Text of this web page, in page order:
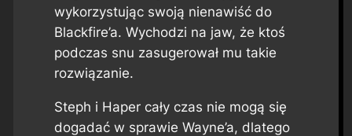
wykorzystując swoją nienawiść do
Blackfire’a. Wychodzi na jaw, że ktoś
podczas snu zasugerował mu takie
rozwiązanie.
Steph i Haper cały czas nie mogą się
dogadać w sprawie Wayne’a, dlatego